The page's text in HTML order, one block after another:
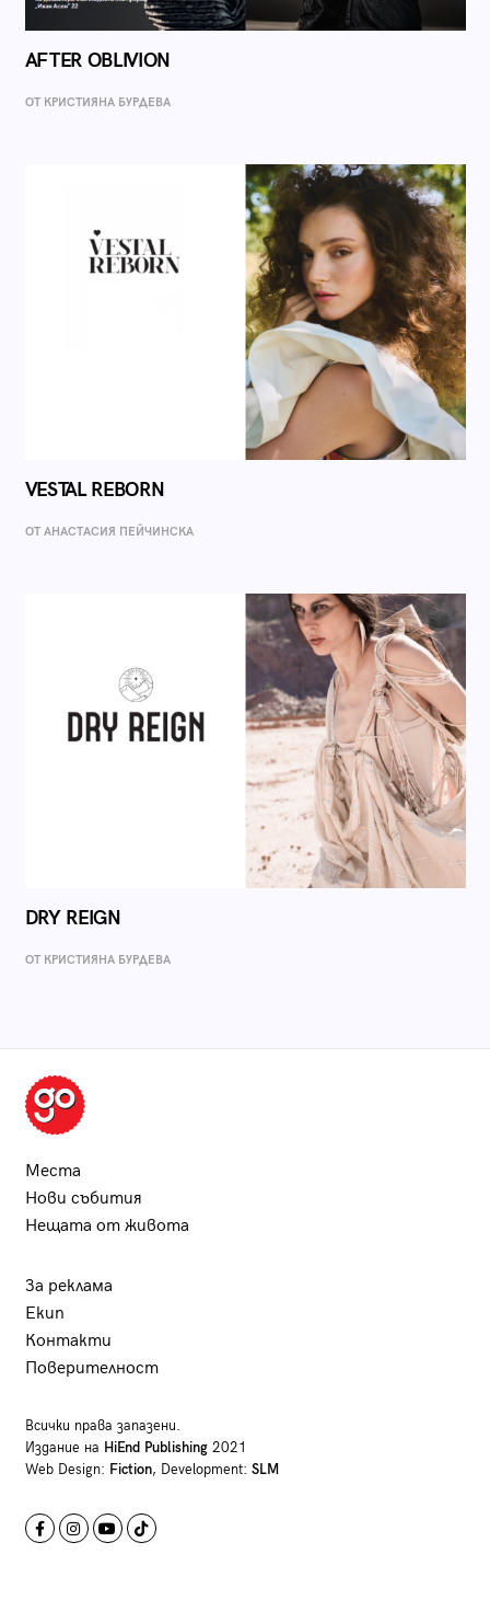
AFTER OBLIVION
ОТ КРИСТИЯНА БУРДЕВА
VESTAL REBORN
ОТ AНАСТАСИЯ ПЕЙЧИНСКА
DRY REIGN
ОТ КРИСТИЯНА БУРДЕВА
Места
Нови събития
Нещата от живота
За реклама
Екип
Контакти
Поверителност
Всички права запазени.
Издание на HiEnd Publishing2021
Web Design: Fiction, Development: SLM